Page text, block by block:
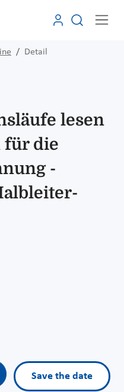
Detail
lesen
für die
-
Save the date